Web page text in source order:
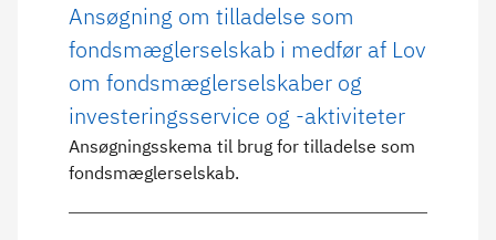
Ansøgning om tilladelse som
fondsmæglerselskab i medfør af Lov
om fondsmæglerselskaber og
investeringsservice og -aktiviteter
Ansøgningsskema til brug for tilladelse som
fondsmæglerselskab.